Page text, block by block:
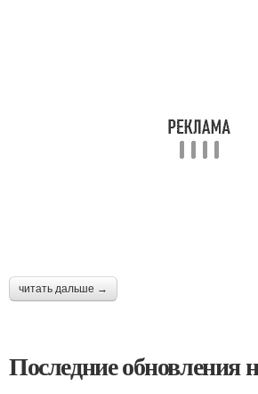
читать дальше →
Последние обновления